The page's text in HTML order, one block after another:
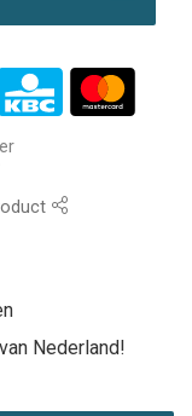
Nederland!